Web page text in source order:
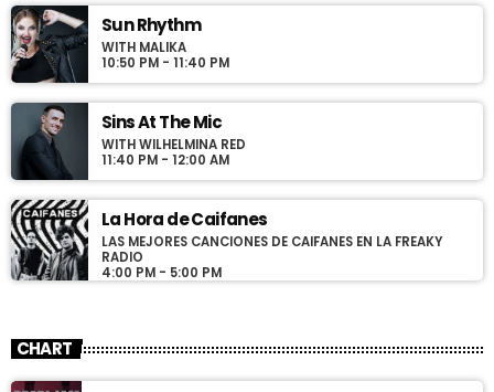
Sun Rhythm
WITH MALIKA
10:50 PM - 11:40 PM
Sins At The Mic
WITH WILHELMINA RED
11:40 PM - 12:00 AM
La Hora de Caifanes
LAS MEJORES CANCIONES DE CAIFANES EN LA FREAKY
RADIO
4:00 PM - 5:00 PM
CHART